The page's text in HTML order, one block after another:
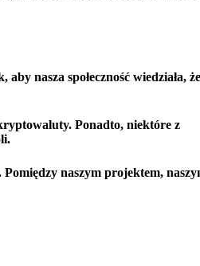
nasza społeczność wiedziała,
Ponadto, niektóre z
naszym projektem,